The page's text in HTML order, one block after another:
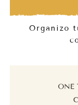
Organizo